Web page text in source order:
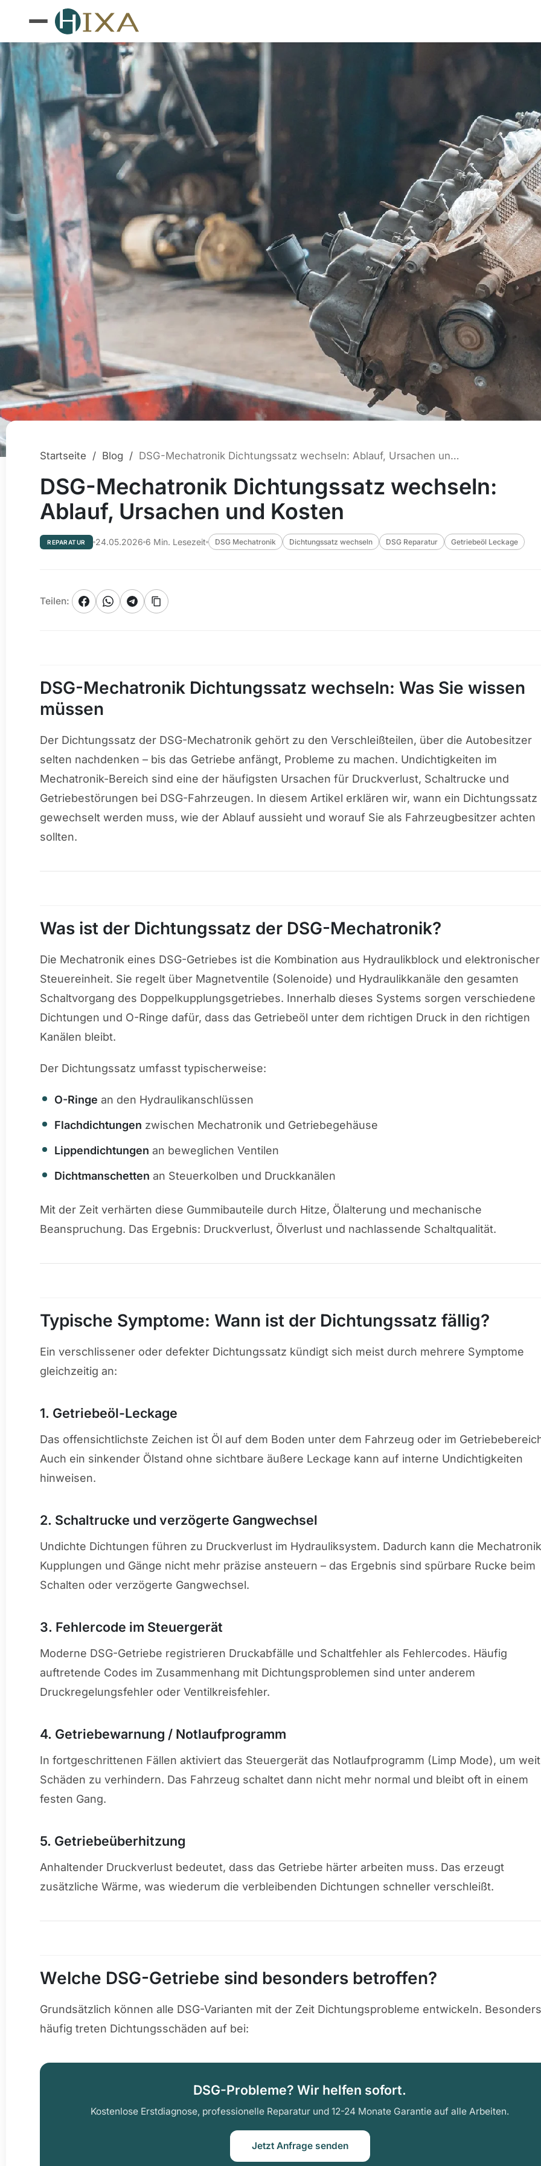
Startseite / Blog / DSG-Mechatronik Dichtungssatz wechseln: Ablauf, Ursachen und Kosten
DSG-Mechatronik Dichtungssatz wechseln:
Ablauf, Ursachen und Kosten
REPARATUR 24.05.2026 6 Min. Lesezeit DSG Mechatronik Dichtungssatz wechseln DSG Reparatur Getriebeöl Leckage
Teilen:
DSG-Mechatronik Dichtungssatz wechseln: Was Sie wissen
müssen
Der Dichtungssatz der DSG-Mechatronik gehört zu den Verschleißteilen, über die Autobesitzer
selten nachdenken – bis das Getriebe anfängt, Probleme zu machen. Undichtigkeiten im
Mechatronik-Bereich sind eine der häufigsten Ursachen für Druckverlust, Schaltrucke und
Getriebestörungen bei DSG-Fahrzeugen. In diesem Artikel erklären wir, wann ein Dichtungssatz
gewechselt werden muss, wie der Ablauf aussieht und worauf Sie als Fahrzeugbesitzer achten
sollten.
Was ist der Dichtungssatz der DSG-Mechatronik?
Die Mechatronik eines DSG-Getriebes ist die Kombination aus Hydraulikblock und elektronischer
Steuereinheit. Sie regelt über Magnetventile (Solenoide) und Hydraulikkanäle den gesamten
Schaltvorgang des Doppelkupplungsgetriebes. Innerhalb dieses Systems sorgen verschiedene
Dichtungen und O-Ringe dafür, dass das Getriebeöl unter dem richtigen Druck in den richtigen
Kanälen bleibt.
Der Dichtungssatz umfasst typischerweise:
O-Ringe an den Hydraulikanschlüssen
Flachdichtungen zwischen Mechatronik und Getriebegehäuse
Lippendichtungen an beweglichen Ventilen
Dichtmanschetten an Steuerkolben und Druckkanälen
Mit der Zeit verhärten diese Gummibauteile durch Hitze, Ölalterung und mechanische
Beanspruchung. Das Ergebnis: Druckverlust, Ölverlust und nachlassende Schaltqualität.
Typische Symptome: Wann ist der Dichtungssatz fällig?
Ein verschlissener oder defekter Dichtungssatz kündigt sich meist durch mehrere Symptome
gleichzeitig an:
1. Getriebeöl-Leckage
Das offensichtlichste Zeichen ist Öl auf dem Boden unter dem Fahrzeug oder im
Auch ein sinkender Ölstand ohne sichtbare äußere Leckage kann auf interne Undichtigkeiten
hinweisen.
2. Schaltrucke und verzögerte Gangwechsel
Undichte Dichtungen führen zu Druckverlust im Hydrauliksystem. Dadurch kann die
Kupplungen und Gänge nicht mehr präzise ansteuern – das Ergebnis sind spürbare Rucke beim
Schalten oder verzögerte Gangwechsel.
3. Fehlercode im Steuergerät
Moderne DSG-Getriebe registrieren Druckabfälle und Schaltfehler als Fehlercodes. Häufig
auftretende Codes im Zusammenhang mit Dichtungsproblemen sind unter anderem
Druckregelungsfehler oder Ventilkreisfehler.
4. Getriebewarnung / Notlaufprogramm
In fortgeschrittenen Fällen aktiviert das Steuergerät das Notlaufprogramm (Limp Mode), um
Schäden zu verhindern. Das Fahrzeug schaltet dann nicht mehr normal und bleibt oft in einem
festen Gang.
5. Getriebeüberhitzung
Anhaltender Druckverlust bedeutet, dass das Getriebe härter arbeiten muss. Das erzeugt
zusätzliche Wärme, was wiederum die verbleibenden Dichtungen schneller verschleißt.
Welche DSG-Getriebe sind besonders betroffen?
Grundsätzlich können alle DSG-Varianten mit der Zeit Dichtungsprobleme entwickeln.
häufig treten Dichtungsschäden auf bei:
DSG-Probleme? Wir helfen sofort.
Kostenlose Erstdiagnose, professionelle Reparatur und 12-24 Monate Garantie auf alle Arbeiten.
Jetzt Anfrage senden